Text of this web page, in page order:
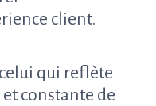
client.
qui reflète
constante de